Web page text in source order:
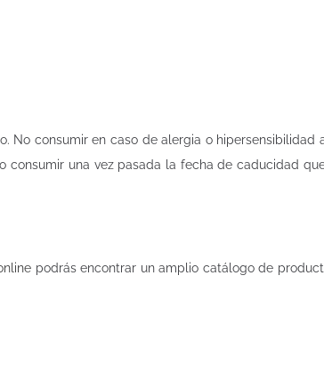
No consumir en caso de alergia o hipersensibilidad
una vez pasada la fecha de caducidad
podrás encontrar un amplio catálogo de